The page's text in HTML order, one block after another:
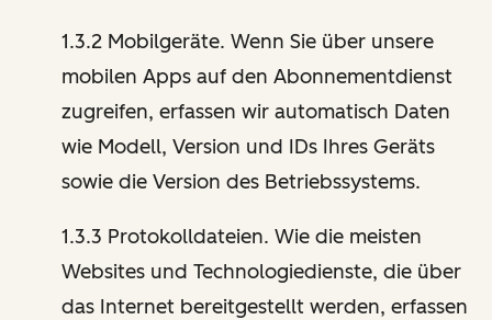
1.3.2 Mobilgeräte. Wenn Sie über unsere
mobilen Apps auf den Abonnementdienst
zugreifen, erfassen wir automatisch Daten
wie Modell, Version und IDs Ihres Geräts
sowie die Version des Betriebssystems.
1.3.3 Protokolldateien. Wie die meisten
Websites und Technologiedienste, die über
das Internet bereitgestellt werden, erfassen